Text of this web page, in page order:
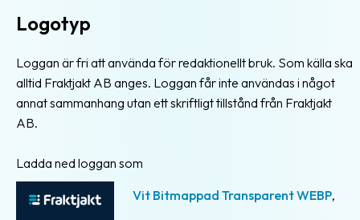
Logotyp
Loggan är fri att använda för redaktionellt bruk. Som källa ska
alltid Fraktjakt AB anges. Loggan får inte användas i något
annat sammanhang utan ett skriftligt tillstånd från Fraktjakt
AB.
Ladda ned loggan som
Vit Bitmappad Transparent WEBP,